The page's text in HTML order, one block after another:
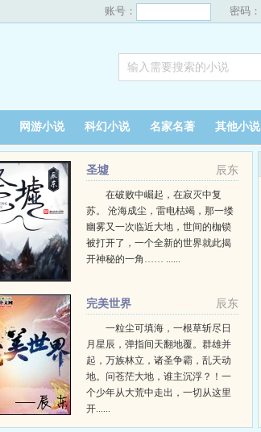
账号： 密码：
网游小说 科幻小说 名家名著 其他小说
辰东
圣墟
在破败中崛起，在寂灭中复
苏。 沧海成尘，雷电枯竭，那一缕
幽雾又一次临近大地，世间的枷锁
被打开了，一个全新的世界就此揭
开神秘的一角…… ......
辰东
完美世界
一粒尘可填海，一根草斩尽日
月星辰，弹指间天翻地覆。群雄并
起，万族林立，诸圣争霸，乱天动
地。问苍茫大地，谁主沉浮？！一
个少年从大荒中走出，一切从这里
开......